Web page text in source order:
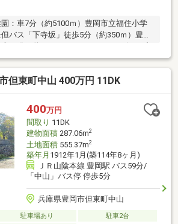
園：車7分（約5100ｍ）豊岡市立福住小学
バス「下寺坂」徒歩5分（約350ｍ）豊岡
）ローソン出石寺坂店：車2分（約1400
車7分（約5000ｍ）但馬信用金庫出石支
＼敷地54.98坪の中古戸建／※現況渡し
可が必要の可能性があります）現地案内
！是非、お問い合わせください。
但東町中山 400万円 11DK
400万円
間取り 11DK
建物面積287.06m2
土地面積555.37m2
築年月 1912年1月(築114年8ヶ月)
ＪＲ山陰本線 豊岡駅 バス59分/
「中山」バス停 停歩5分
兵庫県豊岡市但東町中山
駐車場あり
駐車2台